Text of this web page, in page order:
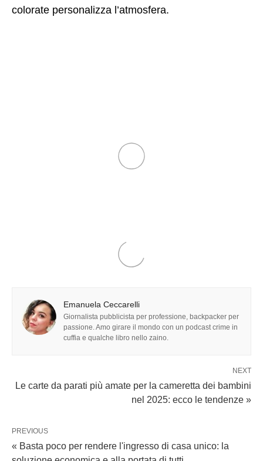
colorate personalizza l’atmosfera.
Emanuela Ceccarelli
Giornalista pubblicista per professione, backpacker per
passione. Amo girare il mondo con un podcast crime in
cuffia e qualche libro nello zaino.
NEXT
Le carte da parati più amate per la cameretta dei bambini
nel 2025: ecco le tendenze »
PREVIOUS
« Basta poco per rendere l'ingresso di casa unico: la